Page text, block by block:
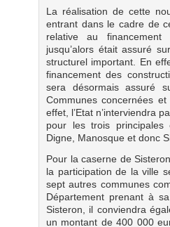
La réalisation de cette
entrant dans le cadre de
relative au
jusqu’alors était assuré
structurel important. En
financement des
sera désormais assuré
Communes concernées
effet, l’Etat n’interviendra
pour les trois principales
Digne, Manosque et donc
Pour la caserne de
la participation de la ville
sept autres communes
Département prenant à
Sisteron, il conviendra
un montant de 400 000